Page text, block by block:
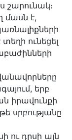
շարունակ։
մասն է,
ունեցել
երբ
իրավունքի
սրբությանը
ու դրսի այն